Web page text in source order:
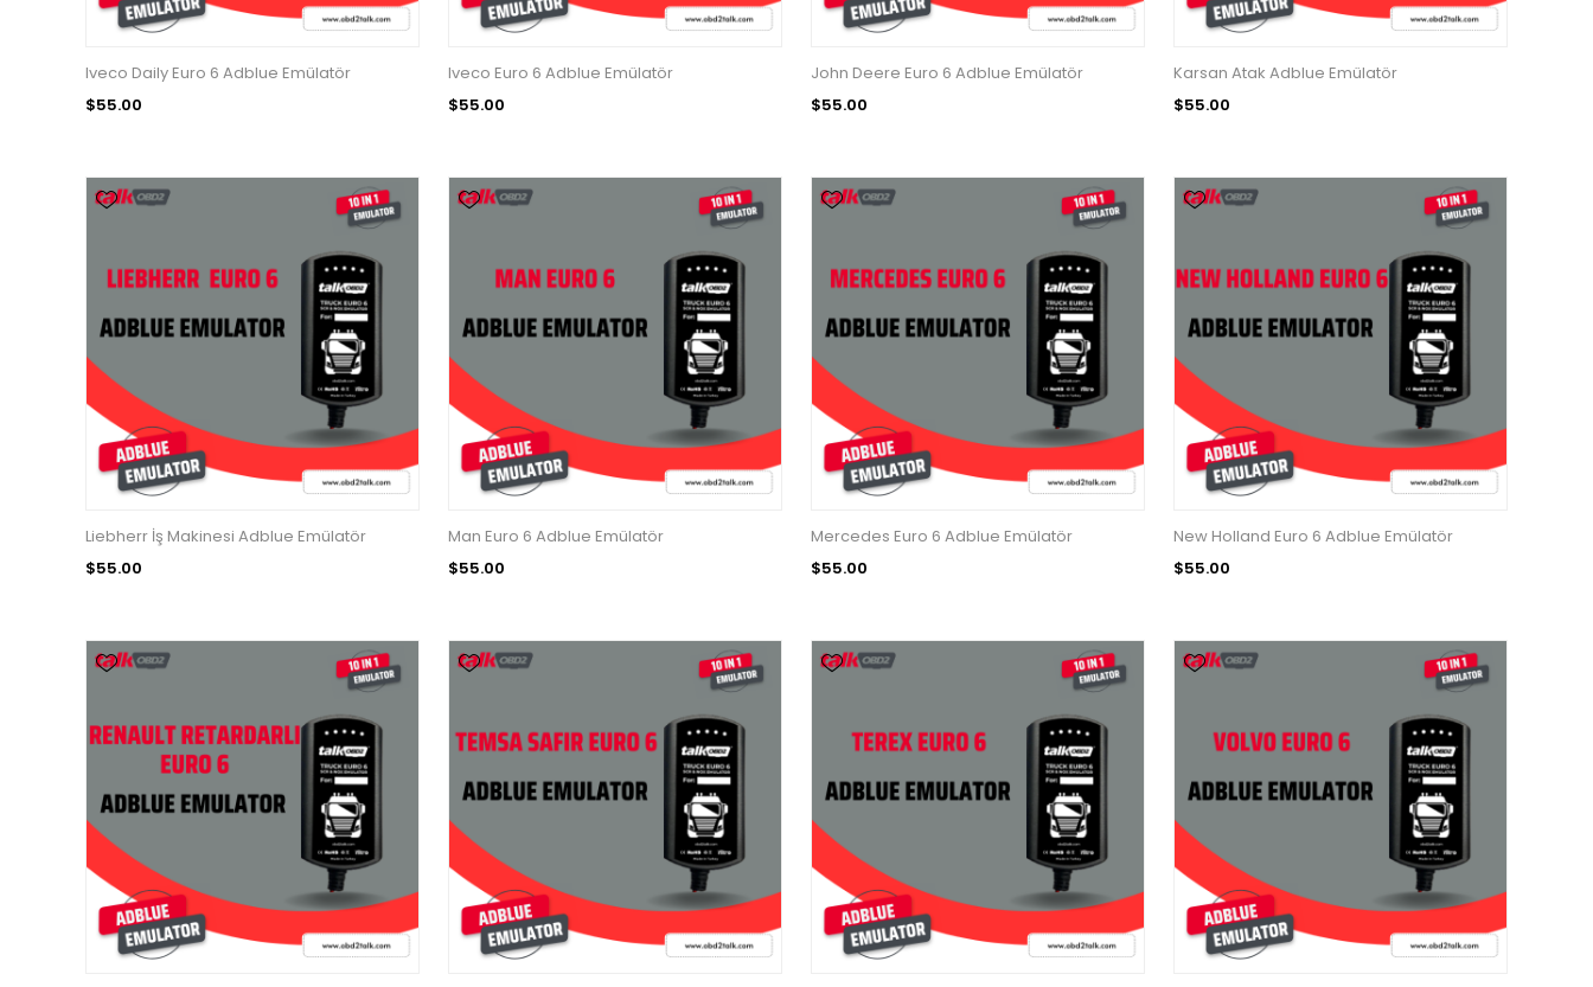
Iveco Daily Euro 6 Adblue Emülatör
$55.00
Iveco Euro 6 Adblue Emülatör
$55.00
John Deere Euro 6 Adblue Emülatör
$55.00
Karsan Atak Adblue Emülatör
$55.00
Liebherr İş Makinesi Adblue Emülatör
$55.00
Man Euro 6 Adblue Emülatör
$55.00
Mercedes Euro 6 Adblue Emülatör
$55.00
New Holland Euro 6 Adblue Emülatör
$55.00